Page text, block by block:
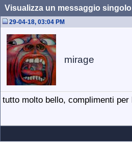
Visualizza un messaggio singolo
29-04-18, 03:04 PM
mirage
tutto molto bello, complimenti